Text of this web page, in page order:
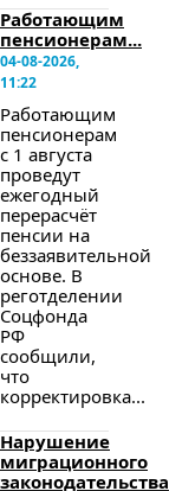
Работающим
пенсионерам...
04-08-2026,
11:22
Работающим
пенсионерам
с 1 августа
проведут
ежегодный
перерасчёт
пенсии на
беззаявительной
основе. В
реготделении
Соцфонда
РФ
сообщили,
что
корректировка...
Нарушение
миграционного
законодательства